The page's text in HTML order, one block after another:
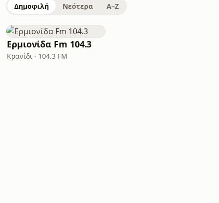
Δημοφιλή Νεότερα A–Z
Ερμιονίδα Fm 104.3
Κρανίδι · 104.3 FM